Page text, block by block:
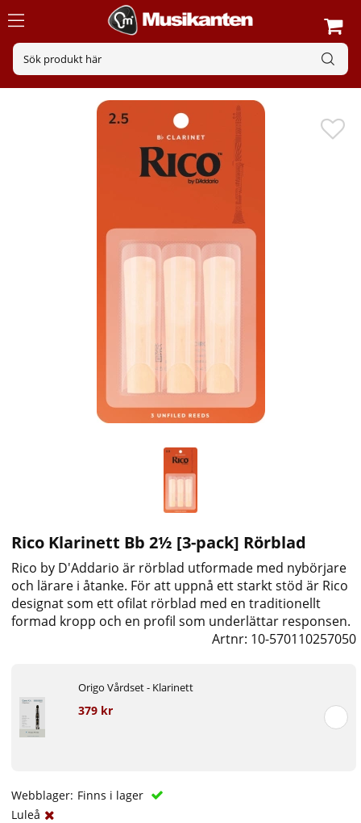
Rico Klarinett Bb 2½ [3-pack] Rörblad
Rico by D'Addario är rörblad utformade med nybörjare
och lärare i åtanke. För att uppnå ett starkt stöd är Rico
designat som ett ofilat rörblad med en traditionellt
formad kropp och en profil som underlättar responsen.
Artnr: 10-570110257050
Origo Vårdset - Klarinett
379 kr
Webblager: Finns i lager
Luleå